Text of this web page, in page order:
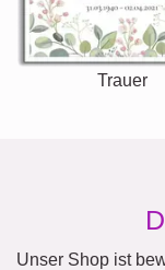
Trauer
Unser Shop ist